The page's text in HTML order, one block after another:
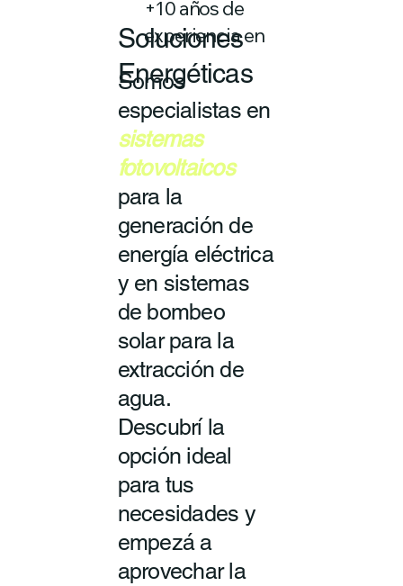
Soluciones
Energéticas
+10 años de
experiencia en
Somos
especialistas en
sistemas
fotovoltaicos
para la
generación de
energía eléctrica
y en sistemas
de bombeo
solar para la
extracción de
agua.
Descubrí la
opción ideal
para tus
necesidades y
empezá a
aprovechar la